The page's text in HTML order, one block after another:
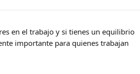
en el trabajo y si tienes un equilibrio
importante para quienes trabajan